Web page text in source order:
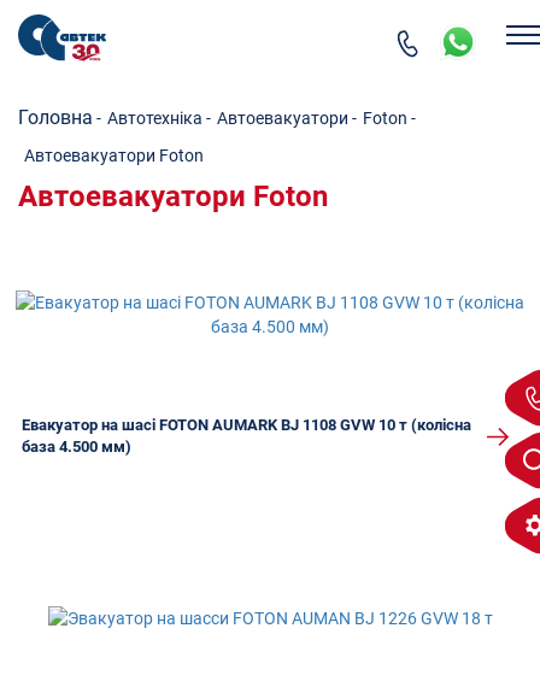
Головна - Автотехніка - Автоевакуатори - Foton -
Автоевакуатори Foton
Автоевакуатори Foton
Евакуатор на шасі FOTON AUMARK BJ 1108 GVW 10 т (колісна
база 4.500 мм)